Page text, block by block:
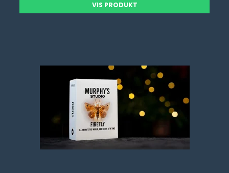
VIS PRODUKT